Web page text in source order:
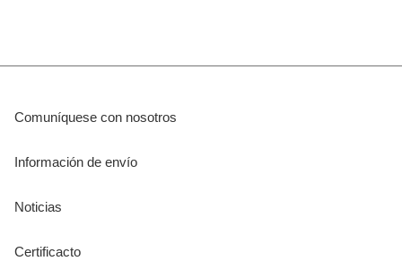
Comuníquese con nosotros
Información de envío
Noticias
Certificacto